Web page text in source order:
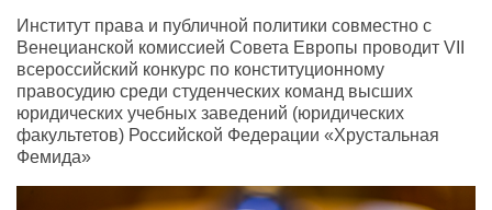
Институт права и публичной политики совместно с
Венецианской комиссией Совета Европы проводит VII
всероссийский конкурс по конституционному
правосудию среди студенческих команд высших
юридических учебных заведений (юридических
факультетов) Российской Федерации «Хрустальная
Фемида»